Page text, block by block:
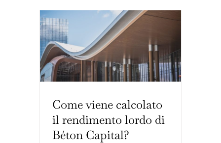
Come viene calcolato
il rendimento lordo di
Béton Capital?